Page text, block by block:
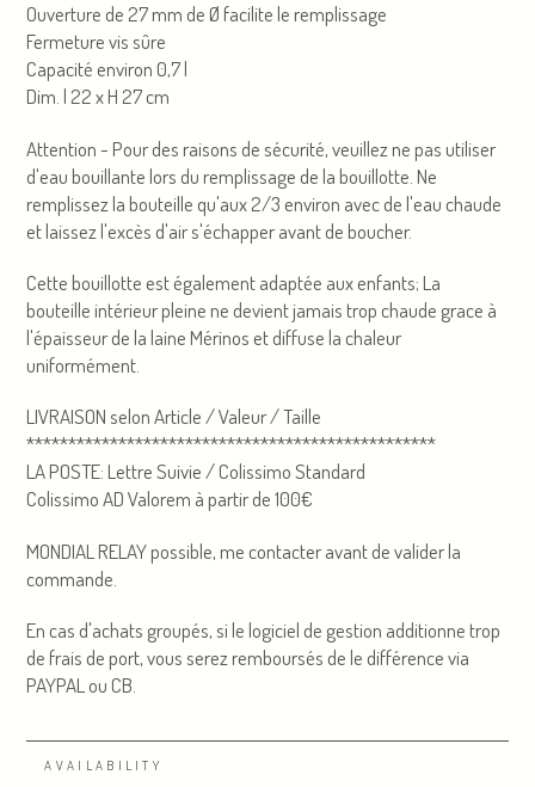
Ouverture de 27 mm de Ø facilite le remplissage
Fermeture vis sûre
Capacité environ 0,7 l
Dim. l 22 x H 27 cm
Attention - Pour des raisons de sécurité, veuillez ne pas utiliser
d'eau bouillante lors du remplissage de la bouillotte. Ne
remplissez la bouteille qu'aux 2/3 environ avec de l'eau chaude
et laissez l'excès d'air s'échapper avant de boucher.
Cette bouillotte est également adaptée aux enfants; La
bouteille intérieur pleine ne devient jamais trop chaude grace à
l'épaisseur de la laine Mérinos et diffuse la chaleur
uniformément.
LIVRAISON selon Article / Valeur / Taille
*************************************************
LA POSTE: Lettre Suivie / Colissimo Standard
Colissimo AD Valorem à partir de 100€
MONDIAL RELAY possible, me contacter avant de valider la
commande.
En cas d'achats groupés, si le logiciel de gestion additionne trop
de frais de port, vous serez remboursés de le différence via
PAYPAL ou CB.
AVAILABILITY